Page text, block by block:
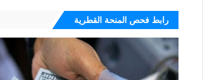
رابط فحص المنحة القطرية